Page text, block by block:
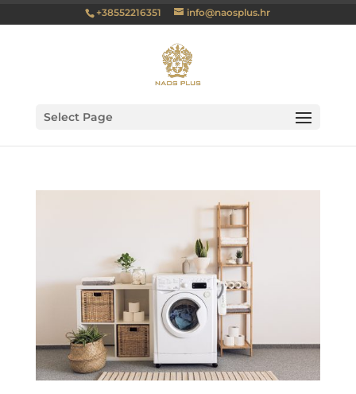
+38552216351 info@naosplus.hr
Select Page